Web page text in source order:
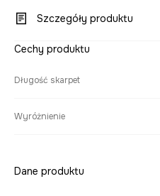
Szczegóły produktu
Cechy produktu
Długość skarpet
Wyróżnienie
Dane produktu